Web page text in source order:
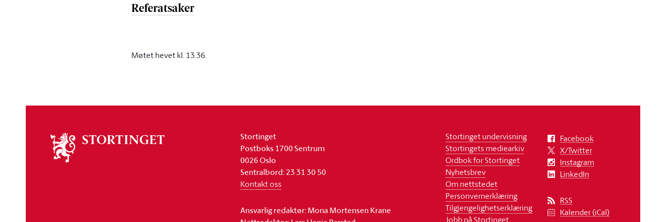
Referatsaker
Møtet hevet kl. 13.36.
stortinget
Stortinget
Postboks 1700 Sentrum
0026 Oslo
Sentralbord: 23 31 30 50
Kontakt oss
Ansvarlig redaktør: Mona Mortensen Krane
Stortinget undervisning
Stortingets mediearkiv
Ordbok for Stortinget
Nyhetsbrev
Om nettstedet
Personvernerklæring
Tilgjengelighetserklæring
Jobb på Stortinget
Facebook
X/Twitter
Instagram
LinkedIn
RSS
Kalender (iCal)